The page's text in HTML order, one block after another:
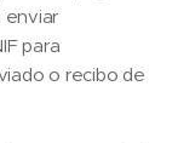
enviar
para
o recibo de